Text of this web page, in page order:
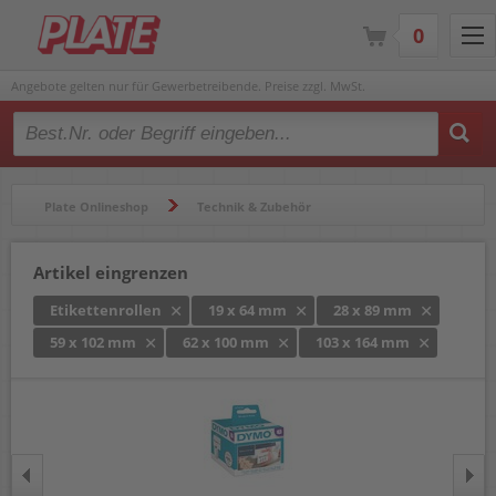
Angebote gelten nur für Gewerbetreibende. Preise zzgl. MwSt.
Type 2 or more characters for results.
Plate Onlineshop Technik & Zubehör
Artikel eingrenzen
Etikettenrollen 19 x 64 mm
28 x 89 mm
59 x 102 mm
62 x 100 mm 103 x 164 mm
0